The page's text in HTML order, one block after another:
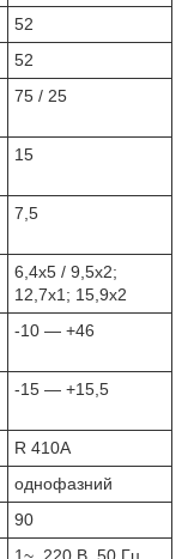
52
52
75 / 25
15
7,5
6,4х5 / 9,5х2;
12,7х1; 15,9х2
-10 — +46
-15 — +15,5
R 410A
однофазний
90